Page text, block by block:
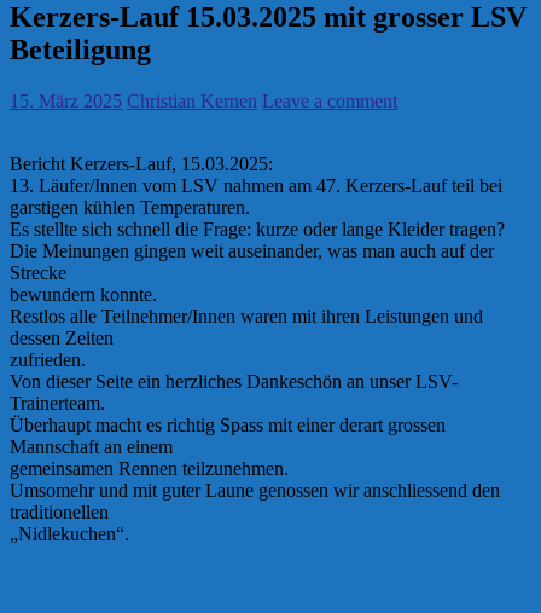
Kerzers-Lauf 15.03.2025 mit grosser LSV
Beteiligung
15. März 2025 Christian Kernen Leave a comment
Bericht Kerzers-Lauf, 15.03.2025:
13. Läufer/Innen vom LSV nahmen am 47. Kerzers-Lauf teil bei
garstigen kühlen Temperaturen.
Es stellte sich schnell die Frage: kurze oder lange Kleider tragen?
Die Meinungen gingen weit auseinander, was man auch auf der
Strecke
bewundern konnte.
Restlos alle Teilnehmer/Innen waren mit ihren Leistungen und
dessen Zeiten
zufrieden.
Von dieser Seite ein herzliches Dankeschön an unser LSV-
Trainerteam.
Überhaupt macht es richtig Spass mit einer derart grossen
Mannschaft an einem
gemeinsamen Rennen teilzunehmen.
Umsomehr und mit guter Laune genossen wir anschliessend den
traditionellen
„Nidlekuchen“.